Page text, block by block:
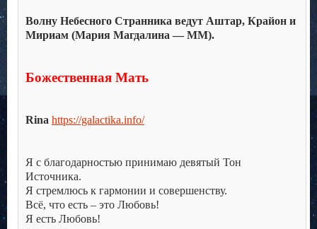
Волну Небесного Странника ведут Аштар, Крайон и
Мириам (Мария Магдалина — ММ).
Божественная Мать
Rina https://galactika.info/
Я с благодарностью принимаю девятый Тон
Источника.
Я стремлюсь к гармонии и совершенству.
Всё, что есть – это Любовь!
Я есть Любовь!